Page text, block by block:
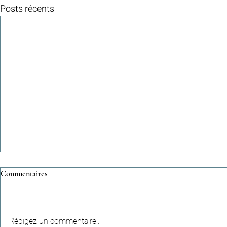
Posts récents
Commentaires
Rédigez un commentaire...